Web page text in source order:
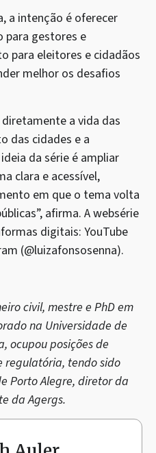
a intenção é oferecer
gestores e
para eleitores e cidadãos
melhor os desafios
a vida das
das cidades e a
da série é ampliar
clara e acessível,
em que o tema volta
afirma. A websérie
digitais: YouTube
(@luizafonsosenna).
civil, mestre e PhD em
na Universidade de
ocupou posições de
regulatória, tendo sido
Porto Alegre, diretor da
da Agergs.